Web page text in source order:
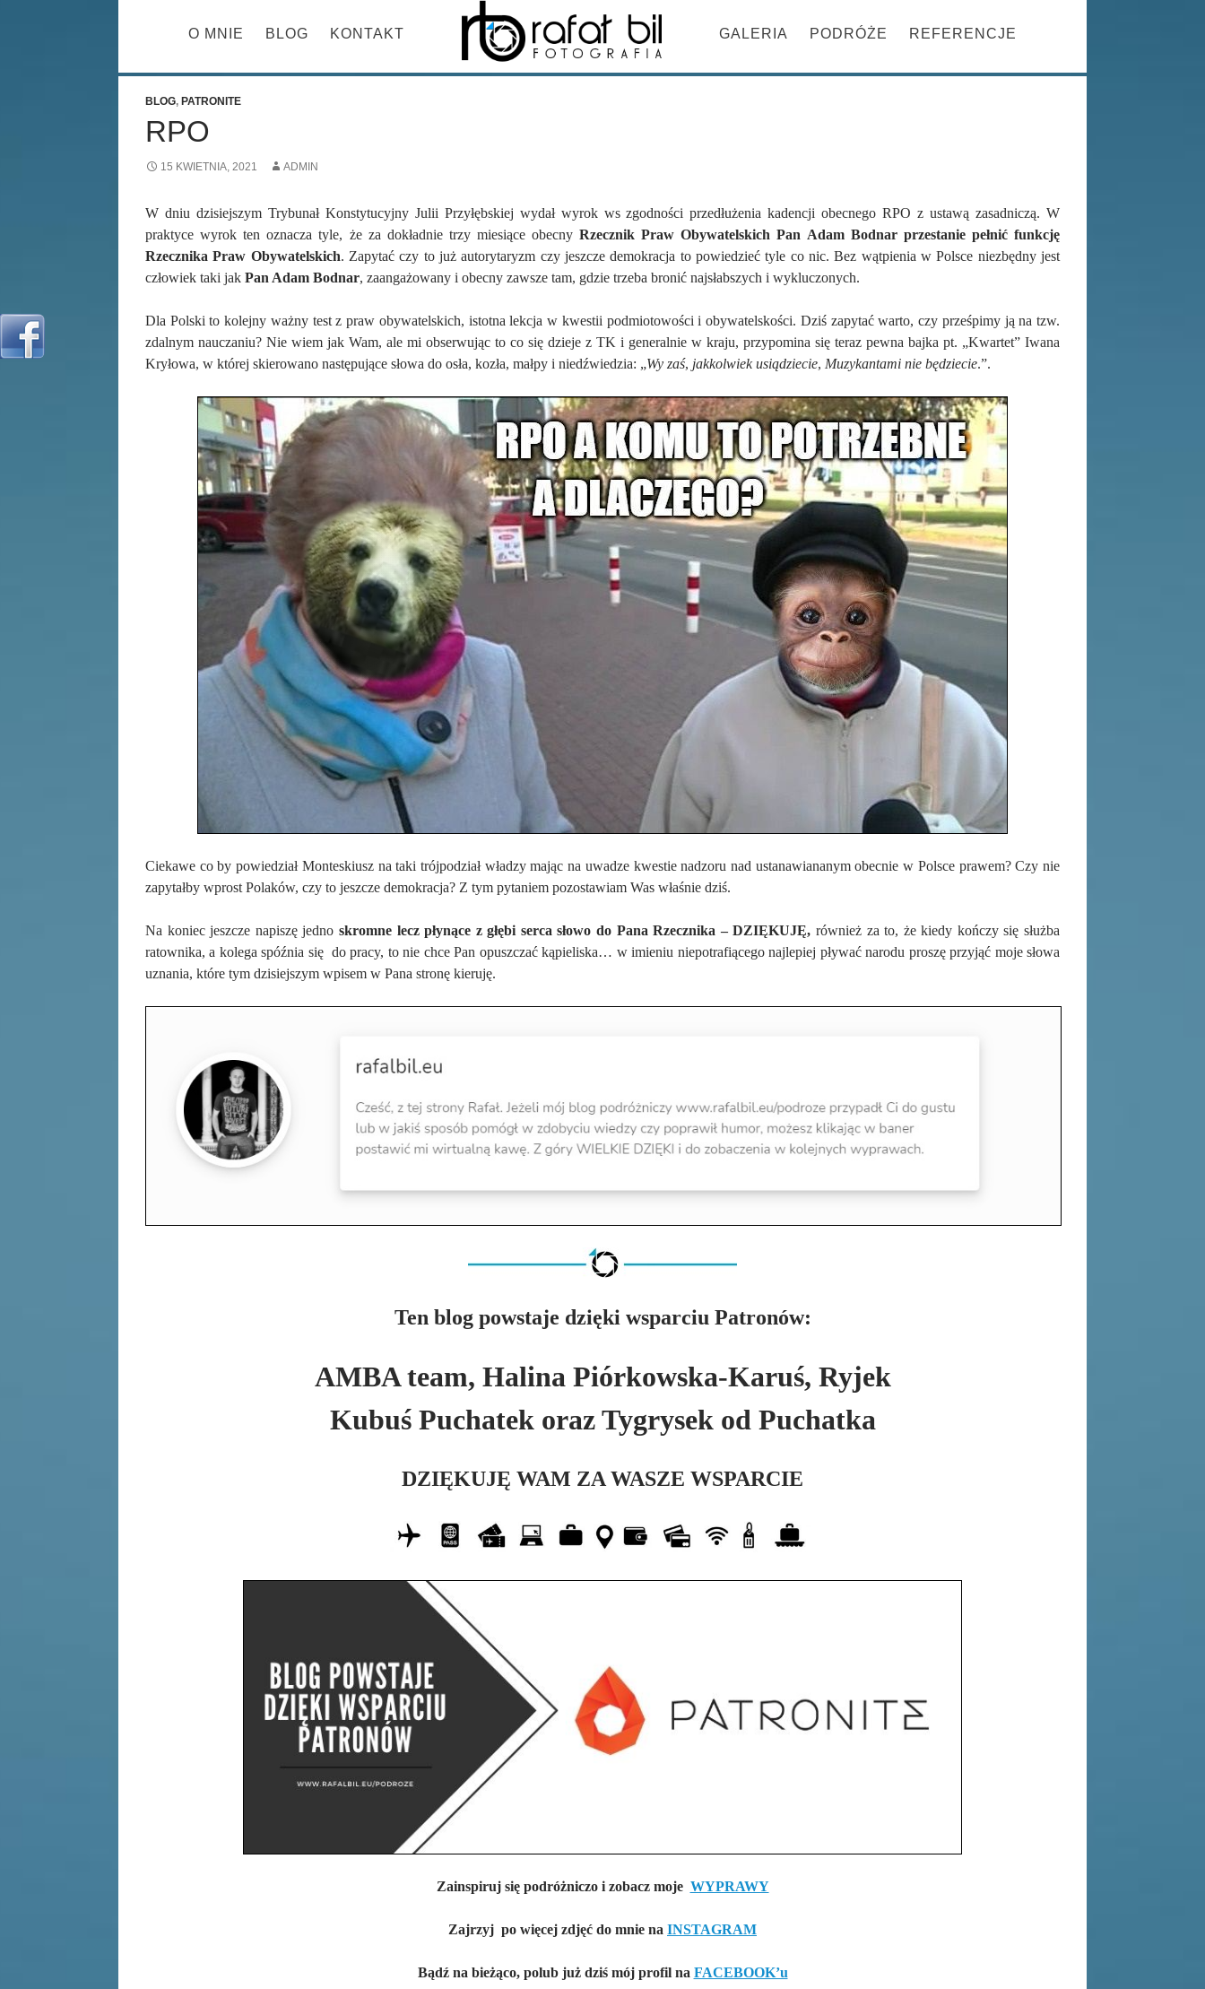
PRZESKOCZ DO TREŚCI
O MNIE BLOG KONTAKT GALERIA PODRÓŻE REFERENCJE
BLOG, PATRONITE
RPO
15 KWIETNIA, 2021 ADMIN
W dniu dzisiejszym Trybunał Konstytucyjny Julii Przyłębskiej wydał wyrok ws zgodności przedłużenia kadencji obecnego RPO z ustawą zasadniczą. W
praktyce wyrok ten oznacza tyle, że za dokładnie trzy miesiące obecnyRzecznik Praw Obywatelskich Pan Adam Bodnar przestanie pełnić funkcję
Rzecznika Praw Obywatelskich. Zapytać czy to już autorytaryzm czy jeszcze demokracja to powiedzieć tyle co nic. Bez wątpienia w Polsce niezbędny jest
człowiek taki jak Pan Adam Bodnar, zaangażowany i obecny zawsze tam, gdzie trzeba bronić najsłabszych i wykluczonych.
Dla Polski to kolejny ważny test z praw obywatelskich, istotna lekcja w kwestii podmiotowości i obywatelskości. Dziś zapytać warto, czy prześpimy ją na tzw.
zdalnym nauczaniu? Nie wiem jak Wam, ale mi obserwując to co się dzieje z TK i generalnie w kraju, przypomina się teraz pewna bajka pt. „Kwartet” Iwana
Kryłowa, w której skierowano następujące słowa do osła, kozła, małpy i niedźwiedzia: „Wy zaś, jakkolwiek usiądziecie, Muzykantami nie będziecie.”.
Ciekawe co by powiedział Monteskiusz na taki trójpodział władzy mając na uwadze kwestie nadzoru nad ustanawiananym obecnie w Polsce prawem? Czy nie
zapytałby wprost Polaków, czy to jeszcze demokracja? Z tym pytaniem pozostawiam Was właśnie dziś.
Na koniec jeszcze napiszę jedno skromne lecz płynące z głębi serca słowo do Pana Rzecznika – DZIĘKUJĘ, również za to, że kiedy kończy się służba
ratownika, a kolega spóźnia się do pracy, to nie chce Pan opuszczać kąpieliska… w imieniu niepotrafiącego najlepiej pływać narodu proszę przyjąć moje słowa
uznania, które tym dzisiejszym wpisem w Pana stronę kieruję.
Ten blog powstaje dzięki wsparciu Patronów:
AMBA team, Halina Piórkowska-Karuś, Ryjek
Kubuś Puchatek oraz Tygrysek od Puchatka
DZIĘKUJĘ WAM ZA WASZE WSPARCIE
Zainspiruj się podróżniczo i zobacz moje WYPRAWY
Zajrzyj po więcej zdjęć do mnie na INSTAGRAM
Bądź na bieżąco, polub już dziś mój profil na FACEBOOK’u